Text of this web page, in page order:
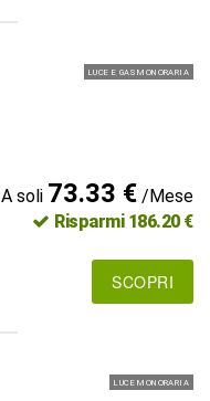
LUCE E GAS MONORARIA
A soli 73.33 €/Mese
Risparmi 186.20 €
SCOPRI
LUCE MONORARIA